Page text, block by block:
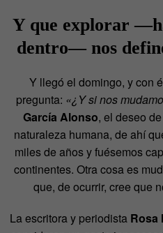
Y que explorar
dentro— nos
Y llegó el domingo, y con
pregunta: «¿Y si nos
García Alonso, el deseo
naturaleza humana, de ahí
miles de años y fuésemos
continentes. Otra cosa es
que, de ocurrir, cree que
La escritora y periodista Rosa